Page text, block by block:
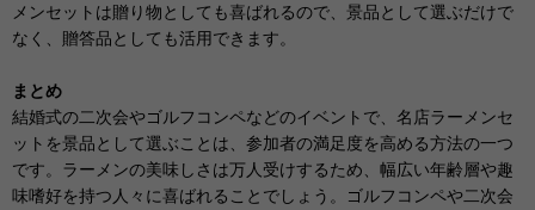
メンセットは贈り物としても喜ばれるので、景品として選ぶだけで
なく、贈答品としても活用できます。
まとめ
結婚式の二次会やゴルフコンペなどのイベントで、名店ラーメンセ
ットを景品として選ぶことは、参加者の満足度を高める方法の一つ
です。ラーメンの美味しさは万人受けするため、幅広い年齢層や趣
味嗜好を持つ人々に喜ばれることでしょう。ゴルフコンペや二次会